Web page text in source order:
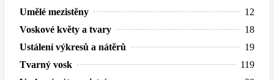
Umělé mezistěny
12
Voskové květy a tvary
18
Ustálení výkresů a nátěrů
19
Tvarný vosk
119